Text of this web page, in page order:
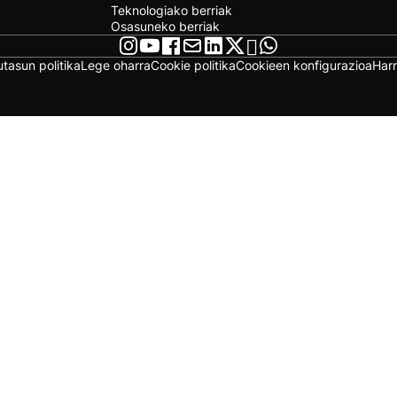
Teknologiako berriak
Osasuneko berriak
politikaLege oharraCookie politikaCookieen konfigurazioa